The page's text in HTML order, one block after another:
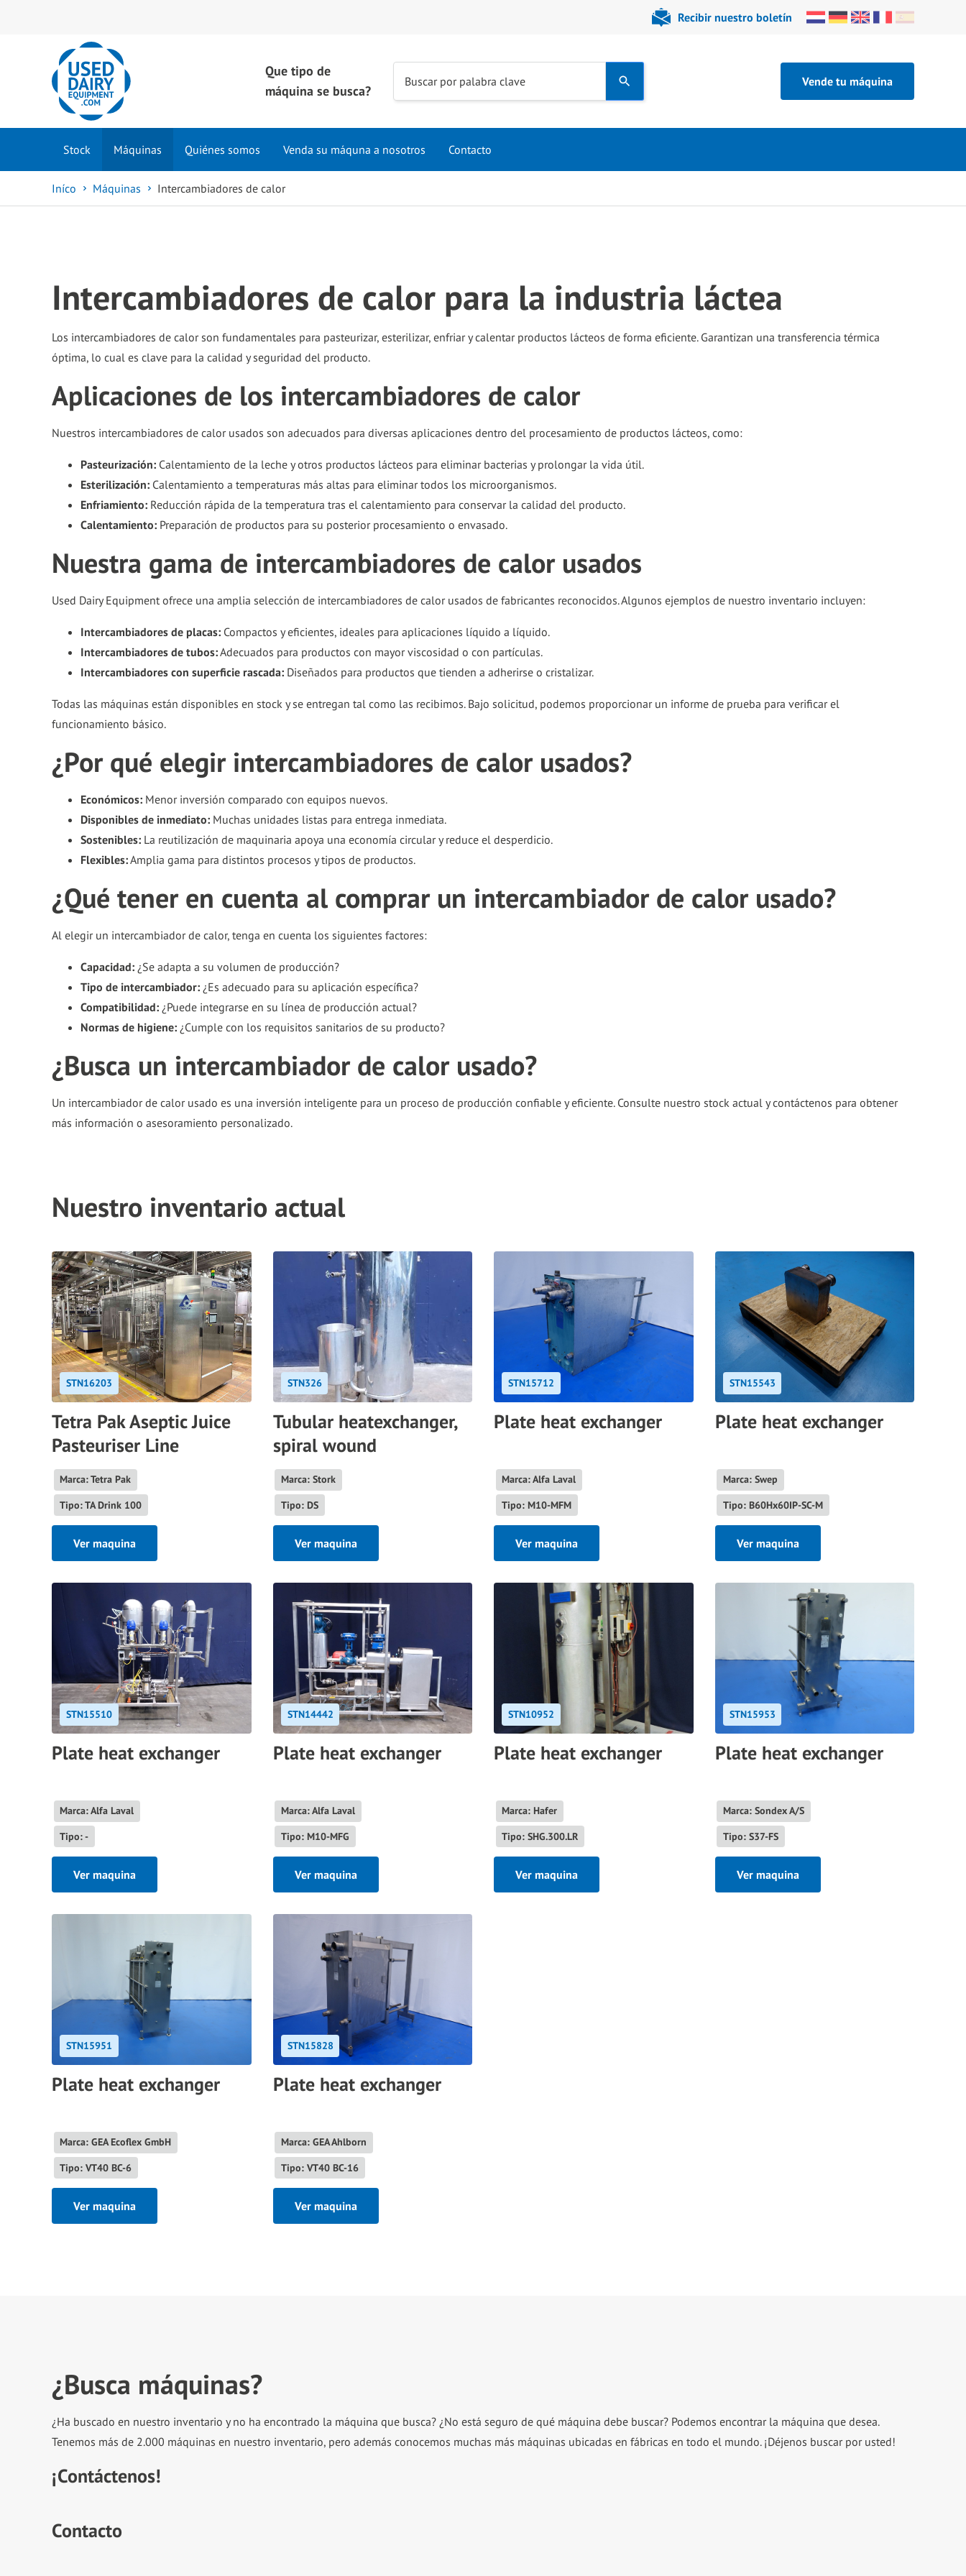
Recibir nuestro boletín
Que tipo de
máquina se busca?
Buscar por palabra clave
and
arrows
enter
to
go
selected
result.
device
users
can
touch
and
swipe
Vende tu máquina
Stock Máquinas Quiénes somos Venda su máquna a nosotros Contacto
Iníco Máquinas Intercambiadores de calor
Intercambiadores de calor para la industria láctea
Los intercambiadores de calor son fundamentales para pasteurizar, esterilizar, enfriar y calentar productos lácteos de forma eficiente. Garantizan una transferencia térmica
óptima, lo cual es clave para la calidad y seguridad del producto.
Aplicaciones de los intercambiadores de calor
Nuestros intercambiadores de calor usados son adecuados para diversas aplicaciones dentro del procesamiento de productos lácteos, como:
Pasteurización: Calentamiento de la leche y otros productos lácteos para eliminar bacterias y prolongar la vida útil.
Esterilización: Calentamiento a temperaturas más altas para eliminar todos los microorganismos.
Enfriamiento: Reducción rápida de la temperatura tras el calentamiento para conservar la calidad del producto.
Calentamiento: Preparación de productos para su posterior procesamiento o envasado.
Nuestra gama de intercambiadores de calor usados
Used Dairy Equipment ofrece una amplia selección de intercambiadores de calor usados de fabricantes reconocidos. Algunos ejemplos de nuestro inventario incluyen:
Intercambiadores de placas: Compactos y eficientes, ideales para aplicaciones líquido a líquido.
Intercambiadores de tubos:Adecuados para productos con mayor viscosidad o con partículas.
Intercambiadores con superficie rascada: Diseñados para productos que tienden a adherirse o cristalizar.
Todas las máquinas están disponibles en stock y se entregan tal como las recibimos. Bajo solicitud, podemos proporcionar un informe de prueba para verificar el
funcionamiento básico.
¿Por qué elegir intercambiadores de calor usados?
Económicos: Menor inversión comparado con equipos nuevos.
Disponibles de inmediato: Muchas unidades listas para entrega inmediata.
Sostenibles: La reutilización de maquinaria apoya una economía circular y reduce el desperdicio.
Flexibles:Amplia gama para distintos procesos y tipos de productos.
¿Qué tener en cuenta al comprar un intercambiador de calor usado?
Al elegir un intercambiador de calor, tenga en cuenta los siguientes factores:
Capacidad: ¿Se adapta a su volumen de producción?
Tipo de intercambiador: ¿Es adecuado para su aplicación específica?
Compatibilidad: ¿Puede integrarse en su línea de producción actual?
Normas de higiene: ¿Cumple con los requisitos sanitarios de su producto?
¿Busca un intercambiador de calor usado?
Un intercambiador de calor usado es una inversión inteligente para un proceso de producción confiable y eficiente. Consulte nuestro stock actual y contáctenos para obtener
más información o asesoramiento personalizado.
Nuestro inventario actual
STN16203
Tetra Pak Aseptic Juice
Pasteuriser Line
Marca: Tetra Pak
Tipo: TA Drink 100
Ver maquina
STN326
Tubular heatexchanger,
spiral wound
Marca: Stork
Tipo: DS
Ver maquina
STN15712
Plate heat exchanger
Marca: Alfa Laval
Tipo: M10-MFM
Ver maquina
STN15543
Plate heat exchanger
Marca: Swep
Tipo: B60Hx60IP-SC-M
Ver maquina
STN15510
Plate heat exchanger
Marca: Alfa Laval
Tipo: -
Ver maquina
STN14442
Plate heat exchanger
Marca: Alfa Laval
Tipo: M10-MFG
Ver maquina
STN10952
Plate heat exchanger
Marca: Hafer
Tipo: SHG.300.LR
Ver maquina
STN15953
Plate heat exchanger
Marca: Sondex A/S
Tipo: S37-FS
Ver maquina
STN15951
Plate heat exchanger
Marca: GEA Ecoflex GmbH
Tipo: VT40 BC-6
Ver maquina
STN15828
Plate heat exchanger
Marca: GEA Ahlborn
Tipo: VT40 BC-16
Ver maquina
¿Busca máquinas?
¿Ha buscado en nuestro inventario y no ha encontrado la máquina que busca? ¿No está seguro de qué máquina debe buscar? Podemos encontrar la máquina que desea.
Tenemos más de 2.000 máquinas en nuestro inventario, pero además conocemos muchas más máquinas ubicadas en fábricas en todo el mundo. ¡Déjenos buscar por usted!
¡Contáctenos!
Contacto